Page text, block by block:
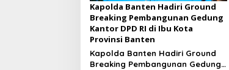
Kapolda Banten Hadiri Ground
Breaking Pembangunan Gedung
Kantor DPD RI di Ibu Kota
Provinsi Banten
Kapolda Banten Hadiri Ground
Breaking Pembangunan Gedung